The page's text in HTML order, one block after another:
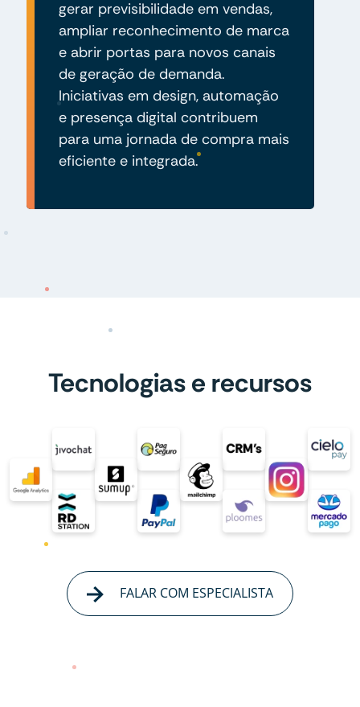
gerar previsibilidade em vendas,
ampliar reconhecimento de marca
e abrir portas para novos canais
de geração de demanda.
Iniciativas em design, automação
e presença digital contribuem
para uma jornada de compra mais
eficiente e integrada.
Tecnologias e recursos
FALAR COM ESPECIALISTA